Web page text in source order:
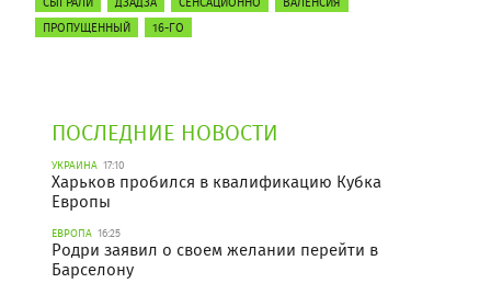
ПРОПУЩЕННЫЙ
16-ГО
ПОСЛЕДНИЕ НОВОСТИ
УКРАИНА 17:10
Харьков пробился в квалификацию Кубка
Европы
ЕВРОПА 16:25
Родри заявил о своем желании перейти в
Барселону